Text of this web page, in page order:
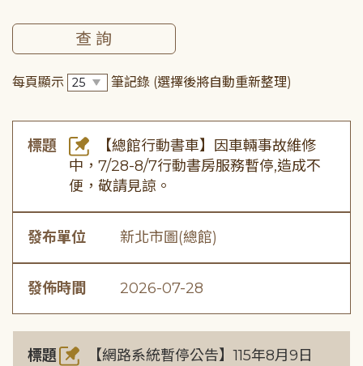
每頁顯示 筆記錄 (選擇後將自動重新整理)
標題
【總館行動書車】因車輛事故維修
中，7/28-8/7行動書房服務暫停,造成不
便，敬請見諒。
發布單位 新北市圖(總館)
發佈時間 2026-07-28
標題
【網路系統暫停公告】115年8月9日